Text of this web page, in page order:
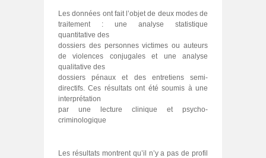
Les données ont fait l’objet de deux modes de
traitement : une analyse statistique
quantitative des
dossiers des personnes victimes ou auteurs
de violences conjugales et une analyse
qualitative des
dossiers pénaux et des entretiens semi-
directifs. Ces résultats ont été soumis à une
interprétation
par une lecture clinique et psycho-
criminologique
Les résultats montrent qu’il n’y a pas de profil